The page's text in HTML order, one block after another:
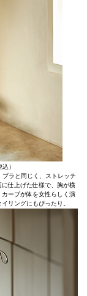
）
ブラと同じく、ストレッチ
仕上げた仕様で、胸が横
ーブが体を女性らしく演
リングにもぴったり。